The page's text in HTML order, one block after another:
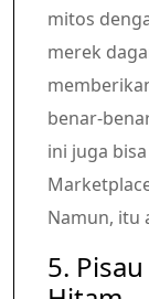
mitos
merek
benar-
ini juga
Namun, itu
5.